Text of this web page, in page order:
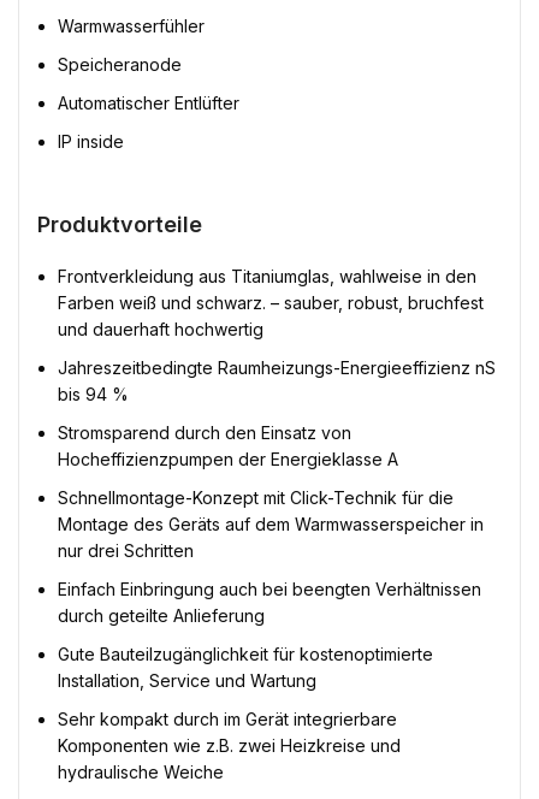
Warmwasserfühler
Speicheranode
Automatischer Entlüfter
IP inside
Produktvorteile
Frontverkleidung aus Titaniumglas, wahlweise in den
Farben weiß und schwarz. – sauber, robust, bruchfest
und dauerhaft hochwertig
Jahreszeitbedingte Raumheizungs-Energieeffizienz nS
bis 94 %
Stromsparend durch den Einsatz von
Hocheffizienzpumpen der Energieklasse A
Schnellmontage-Konzept mit Click-Technik für die
Montage des Geräts auf dem Warmwasserspeicher in
nur drei Schritten
Einfach Einbringung auch bei beengten Verhältnissen
durch geteilte Anlieferung
Gute Bauteilzugänglichkeit für kostenoptimierte
Installation, Service und Wartung
Sehr kompakt durch im Gerät integrierbare
Komponenten wie z.B. zwei Heizkreise und
hydraulische Weiche